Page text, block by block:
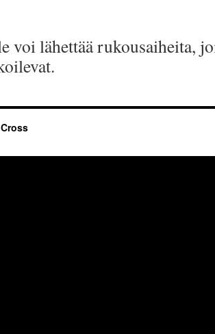
voi lähettää rukousaiheita,